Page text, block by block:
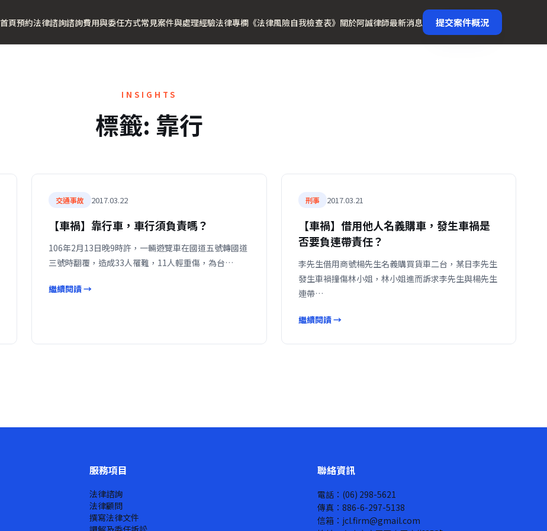
首頁預約法律諮詢諮詢費用與委任方式常見案件與處理經驗法律專欄 《法律風險自我檢查表》 關於阿誠律師最新消息 提交案件概況
INSIGHTS
標籤: 靠行
交通事故 2017.03.22
【車禍】靠行車，車行須負責嗎？
106年2月13日晚9時許，一輛遊覽車在國道五號轉國道
三號時翻覆，造成33人罹難，11人輕重傷，為台…
繼續閱讀 →
刑事 2017.03.21
【車禍】借用他人名義購車，發生車禍是
否要負連帶責任？
李先生借用商號楊先生名義購買貨車二台，某日李先生
發生車禍撞傷林小姐，林小姐進而訴求李先生與楊先生
連帶…
繼續閱讀 →
服務項目
法律諮詢
法律顧問
撰寫法律文件
聯絡資訊
電話：(06) 298-5621
傳真：886-6-297-5138
信箱：jcl.firm@gmail.com